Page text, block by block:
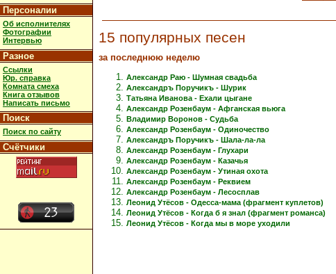
Персоналии
Об исполнителях
Фотографии
Интервью
Разное
Ссылки
Юр. справка
Комната смеха
Книга отзывов
Написать письмо
Поиск
Поиск по сайту
Счётчики
15 популярных песен
за последнюю неделю
Александр Раю - Шумная свадьба
Александръ Поручикъ - Шурик
Татьяна Иванова - Ехали цыгане
Александр Розенбаум - Афганская вьюга
Владимир Воронов - Судьба
Александр Розенбаум - Одиночество
Александръ Поручикъ - Шала-ла-ла
Александр Розенбаум - Глухари
Александр Розенбаум - Казачья
Александр Розенбаум - Утиная охота
Александр Розенбаум - Реквием
Александр Розенбаум - Лесосплав
Леонид Утёсов - Одесса-мама (фрагмент куплетов)
Леонид Утёсов - Когда б я знал (фрагмент романса)
Леонид Утёсов - Когда мы в море уходили